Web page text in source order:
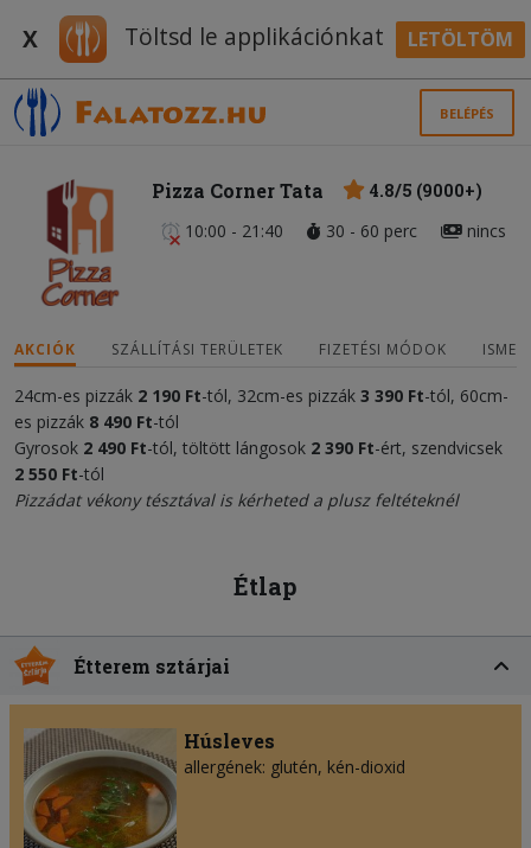
X Töltsd le applikációnkat LETÖLTÖM
BELÉPÉS
Pizza Corner Tata
4.8/5 (9000+)
10:00 - 21:40
30 - 60 perc nincs
AKCIÓK SZÁLLÍTÁSI TERÜLETEK FIZETÉSI MÓDOK
24cm-es pizzák 2 190 Ft-tól, 32cm-es pizzák 3 390 Ft-tól, 60cm-
es pizzák 8 490 Ft-tól
Gyrosok 2 490 Ft-tól, töltött lángosok 2 390 Ft-ért, szendvicsek
2 550 Ft-tól
Pizzádat vékony tésztával is kérheted a plusz feltéteknél
Étlap
Étterem sztárjai
Húsleves
allergének: glutén, kén-dioxid